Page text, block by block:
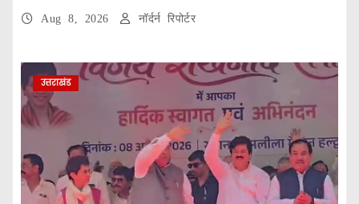
Aug 8, 2026 नॉर्दर्न रिपोर्टर
उत्तराखंड